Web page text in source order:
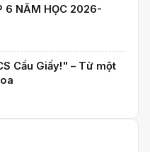
6 NĂM HỌC 2026-
Cầu Giấy!" – Từ một